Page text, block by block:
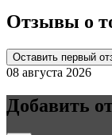
Отзывы о
Оставить первый
08 августа 2026
Добавить